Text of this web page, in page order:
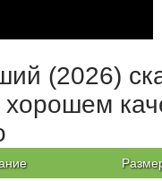
(2026)
хорошем